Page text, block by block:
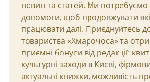
новин та статей. Ми потребуємо
допомоги, щоб продовжувати
працювати далі. Приєднуйтесь
товариства «Хмарочоса» та
приємні бонуси від редакції:
культурні заходи в Києві,
актуальні книжки, можливість